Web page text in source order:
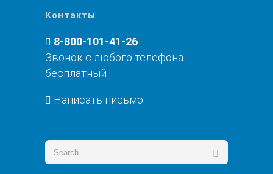
Контакты
8-800-101-41-26
Звонок с любого телефона
бесплатный
Написать письмо